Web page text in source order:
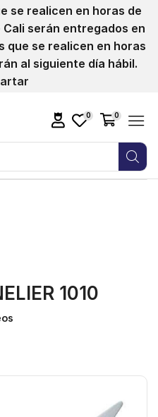
se realicen en horas de
serán entregados en
que se realicen en horas
al siguiente día hábil.
0 0
1010